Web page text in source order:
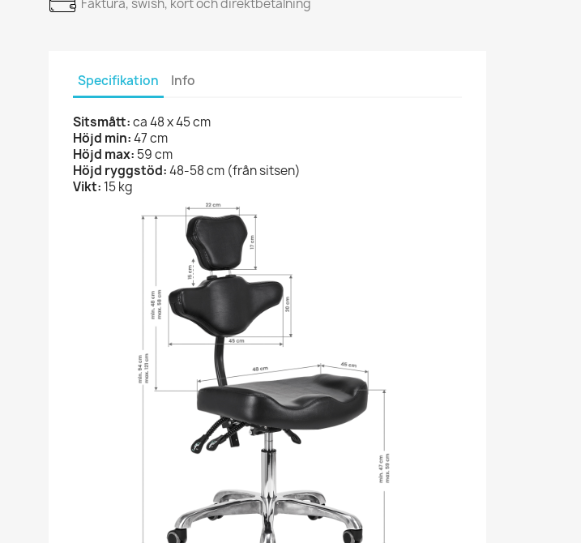
Specifikation Info
Sitsmått:ca48 x 45 cm
Höjd min:47 cm
Höjd max: 59 cm
Höjd ryggstöd:48-58 cm (från sitsen)
Vikt: 15 kg